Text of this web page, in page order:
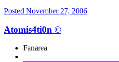
Posted November 27, 2006
Atomis4ti0n ©
Fanarea